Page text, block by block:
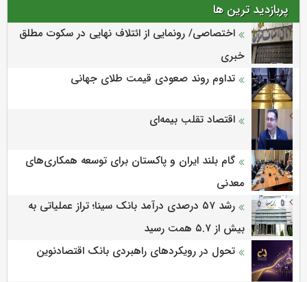
پربازدید ترین ها
اختصاصی/ رونمایی از ائتلاف‌ نهایی در سکوت مطلق
خبری
تداوم روند صعودی قیمت طلای جهانی
اقتصاد تقلب بیمه‌ای
گام بلند ایران و پاکستان برای توسعه همکاری‌های
معدنی
رشد ۵۷ درصدی درآمد بانک سینا؛ تراز عملیاتی به
بیش از ۵.۷ همت رسید
تحول در رویکردهای راهبردی بانک اقتصادنوین